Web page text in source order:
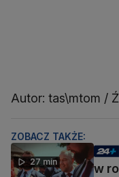
Autor: tas\mtom /
ZOBACZ TAKŻE:
27 min
w